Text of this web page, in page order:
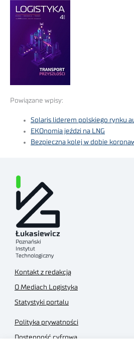
Powiązane wpisy:
Solaris liderem polskiego rynku
EKOnomia jeździ na LNG
Bezpieczna kolej w dobie
Kontakt z redakcją
O Mediach Logistyka
Statystyki portalu
Polityka prywatności
Dostępność cyfrowa